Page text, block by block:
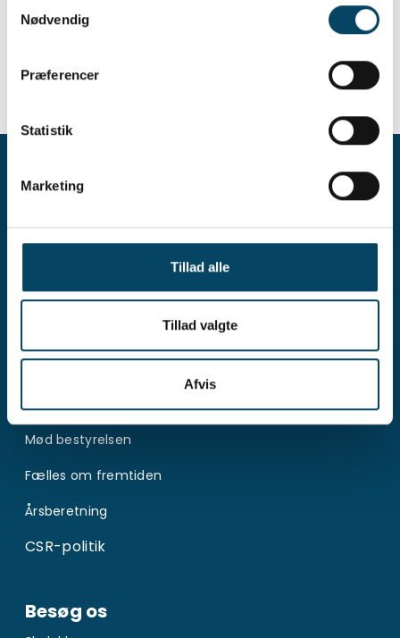
Nødvendig
Præferencer
Statistik
Marketing
Tillad alle
Tillad valgte
Afvis
vaskehallen.
UNDGÅ at smide rester af kemikalier i afløbet –
Læs mere om beskyttelse af vandet her på
Organisation
Mød bestyrelsen
Fælles om fremtiden
Årsberetning
CSR-politik
Besøg os